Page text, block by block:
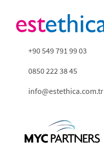
+90 549 791 99 03
0850 222 38 45
info@estethica.com.tr